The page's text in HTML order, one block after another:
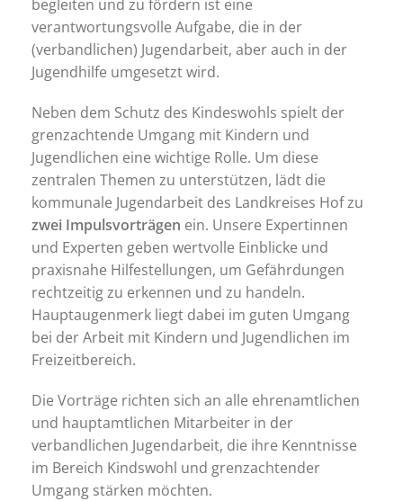
begleiten und zu fördern ist eine
verantwortungsvolle Aufgabe, die in der
(verbandlichen) Jugendarbeit, aber auch in der
Jugendhilfe umgesetzt wird.
Neben dem Schutz des Kindeswohls spielt der
grenzachtende Umgang mit Kindern und
Jugendlichen eine wichtige Rolle. Um diese
zentralen Themen zu unterstützen, lädt die
kommunale Jugendarbeit des Landkreises Hof zu
zwei Impulsvorträgen ein. Unsere Expertinnen
und Experten geben wertvolle Einblicke und
praxisnahe Hilfestellungen, um Gefährdungen
rechtzeitig zu erkennen und zu handeln.
Hauptaugenmerk liegt dabei im guten Umgang
bei der Arbeit mit Kindern und Jugendlichen im
Freizeitbereich.
Die Vorträge richten sich an alle ehrenamtlichen
und hauptamtlichen Mitarbeiter in der
verbandlichen Jugendarbeit, die ihre Kenntnisse
im Bereich Kindswohl und grenzachtender
Umgang stärken möchten.